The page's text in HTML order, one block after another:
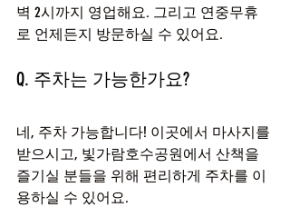
벽 2시까지 영업해요. 그리고 연중무휴
로 언제든지 방문하실 수 있어요.
Q. 주차는 가능한가요?
네, 주차 가능합니다! 이곳에서 마사지를
받으시고, 빛가람호수공원에서 산책을
즐기실 분들을 위해 편리하게 주차를 이
용하실 수 있어요.